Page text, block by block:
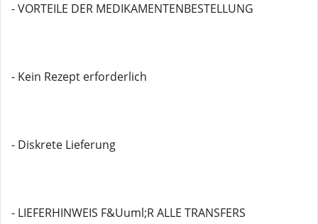
- VORTEILE DER MEDIKAMENTENBESTELLUNG
- Kein Rezept erforderlich
- Diskrete Lieferung
- LIEFERHINWEIS F&Uuml;R ALLE TRANSFERS